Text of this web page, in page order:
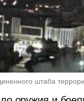
штаба